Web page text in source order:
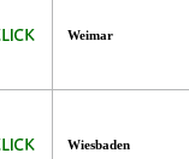
Weimar
Wiesbaden